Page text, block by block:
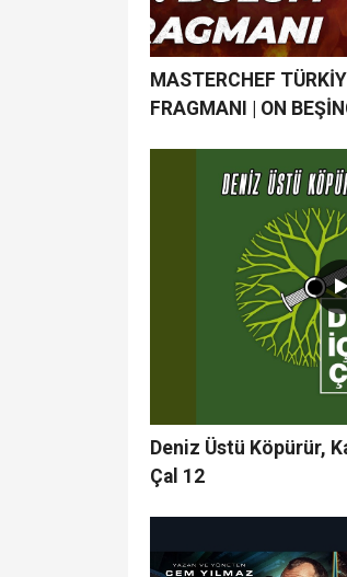
MASTERCHEF
FRAGMANI | ON
Deniz Üstü Köpürür,
Çal 12